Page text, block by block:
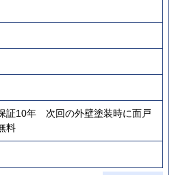
証10年 次回の外壁塗装時に面戸
料